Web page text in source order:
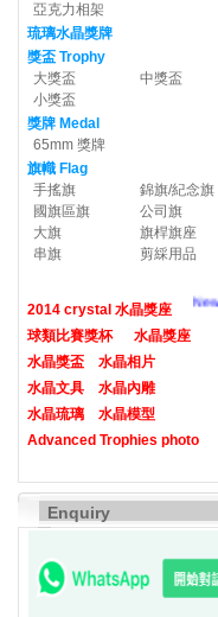
亞克力相架
琉璃水晶獎牌
獎盃 Trophy
大獎盃
中獎盃
小獎盃
獎牌 Medal
65mm 獎牌
旗幟 Flag
手搖旗
錦旗/紀念旗
國旗區旗
公司旗
大旗
旗桿旗座
串旗
剪綵用品
2014 crystal 水晶獎座 New
球類比賽獎杯
水晶獎座
水晶獎盃
水晶相片
水晶文具
水晶內雕
水晶琉璃
水晶模型
Advanced Trophies photo
Enquiry